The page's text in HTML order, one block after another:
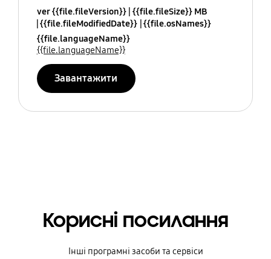
ver {{file.fileVersion}} {{file.fileSize}} MB
{{file.fileModifiedDate}} {{file.osNames}}
{{file.languageName}}
{{file.languageName}}
Завантажити
Корисні посилання
Інші програмні засоби та сервіси